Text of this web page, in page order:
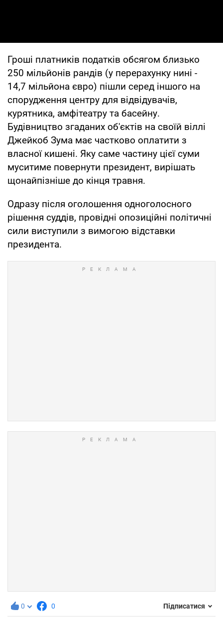
Гроші платників податків обсягом близько
250 мільйонів рандів (у перерахунку нині -
14,7 мільйона євро) пішли серед іншого на
спорудження центру для відвідувачів,
курятника, амфітеатру та басейну.
Будівництво згаданих об'єктів на своїй віллі
Джейкоб Зума має частково оплатити з
власної кишені. Яку саме частину цієї суми
муситиме повернути президент, вирішать
щонайпізніше до кінця травня.
Одразу після оголошення одноголосного
рішення суддів, провідні опозиційні політичні
сили виступили з вимогою відставки
президента.
0 0 Підписатися